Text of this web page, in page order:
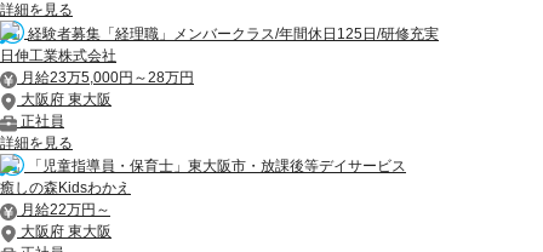
詳細を見る
経験者募集「経理職」メンバークラス/年間休日125日/研修充実
日伸工業株式会社
月給23万5,000円～28万円
大阪府 東大阪
正社員
詳細を見る
「児童指導員・保育士」東大阪市・放課後等デイサービス
癒しの森Kidsわかえ
月給22万円～
大阪府 東大阪